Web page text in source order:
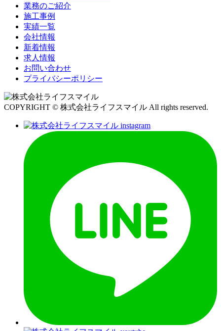
業務のご紹介
施工事例
実績一覧
会社情報
新着情報
求人情報
お問い合わせ
プライバシーポリシー
COPYRIGHT © 株式会社ライフスマイル All rights reserved.